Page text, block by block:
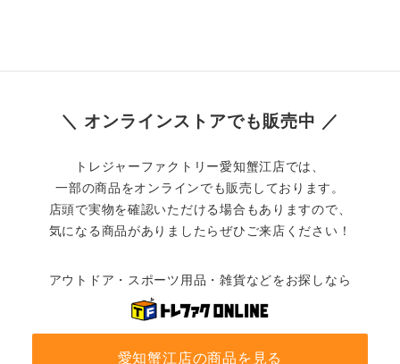
＼ オンラインストアでも販売中 ／
トレジャーファクトリー愛知蟹江店では、
一部の商品をオンラインでも販売しております。
店頭で実物を確認いただける場合もありますので、
気になる商品がありましたらぜひご来店ください！
アウトドア・スポーツ用品・雑貨などをお探しなら
愛知蟹江店の商品を見る